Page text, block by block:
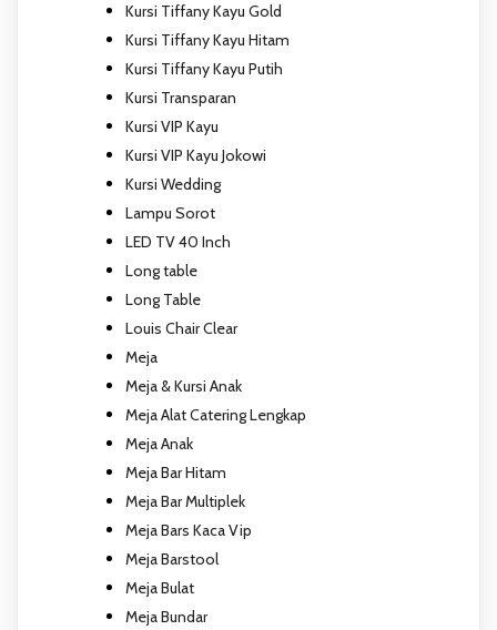
Kursi Tiffany Kayu Gold
Kursi Tiffany Kayu Hitam
Kursi Tiffany Kayu Putih
Kursi Transparan
Kursi VIP Kayu
Kursi VIP Kayu Jokowi
Kursi Wedding
Lampu Sorot
LED TV 40 Inch
Long table
Long Table
Louis Chair Clear
Meja
Meja & Kursi Anak
Meja Alat Catering Lengkap
Meja Anak
Meja Bar Hitam
Meja Bar Multiplek
Meja Bars Kaca Vip
Meja Barstool
Meja Bulat
Meja Bundar